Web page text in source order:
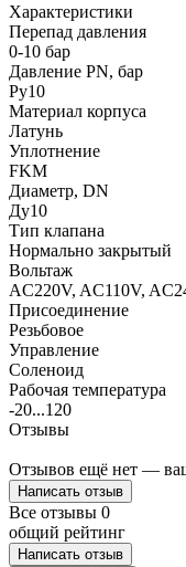
Характеристики
Перепад давления
0-10 бар
Давление PN, бар
Ру10
Материал корпуса
Латунь
Уплотнение
FKM
Диаметр, DN
Ду10
Тип клапана
Нормально закрытый
Вольтаж
AC220V, AC110V,
Присоединение
Резьбовое
Управление
Соленоид
Рабочая температура
-20...120
Отзывы
Отзывов ещё нет —
Написать отзыв
Все отзывы 0
общий рейтинг
Написать отзыв